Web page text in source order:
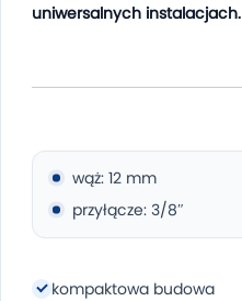
uniwersalnych instalacjach.
wąż: 12 mm
przyłącze: 3/8″
kompaktowa budowa